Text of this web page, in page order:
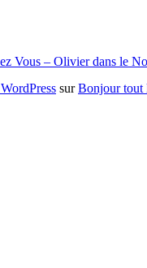
Vous – Olivier dans le
surBonjour tout